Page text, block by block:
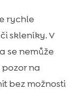
rychle
skleníky. V
se nemůže
na
bez možnosti